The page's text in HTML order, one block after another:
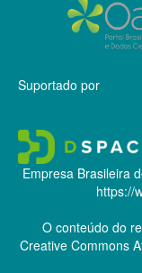
Suportado por
Empresa Brasileira
https://
O conteúdo do
Creative Commons